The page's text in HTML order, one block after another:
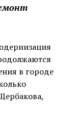
в городе